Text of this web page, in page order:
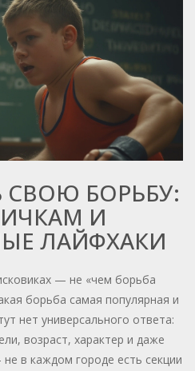
СВОЮ БОРЬБУ:
И
ЛАЙФХАКИ
— не «чем борьба
борьба самая популярная и
нет универсального ответа:
возраст, характер и даже
в каждом городе есть секции